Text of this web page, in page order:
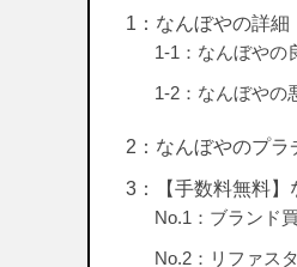
1：なんぼやの詳細
1-1：なんぼやの
1-2：なんぼやの
2：なんぼやのプ
3：【手数料無料】
No.1：ブランド
No.2：リファスタ